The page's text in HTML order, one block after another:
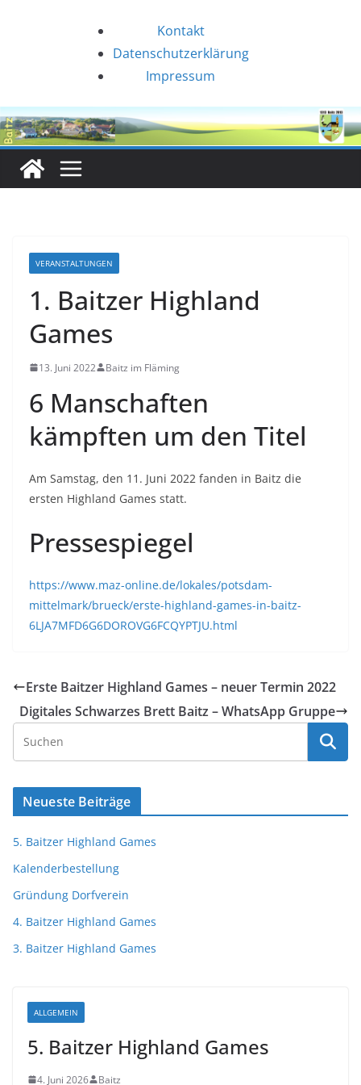
Kontakt
Datenschutzerklärung
Impressum
VERANSTALTUNGEN
1. Baitzer Highland
Games
13. Juni 2022 Baitz im Fläming
6 Manschaften
kämpften um den Titel
Am Samstag, den 11. Juni 2022 fanden in Baitz die
ersten Highland Games statt.
Pressespiegel
https://www.maz-online.de/lokales/potsdam-
mittelmark/brueck/erste-highland-games-in-baitz-
6LJA7MFD6G6DOROVG6FCQYPTJU.html
Erste Baitzer Highland Games – neuer Termin 2022
Digitales Schwarzes Brett Baitz – WhatsApp Gruppe
Neueste Beiträge
5. Baitzer Highland Games
Kalenderbestellung
Gründung Dorfverein
4. Baitzer Highland Games
3. Baitzer Highland Games
ALLGEMEIN
5. Baitzer Highland Games
4. Juni 2026 Baitz